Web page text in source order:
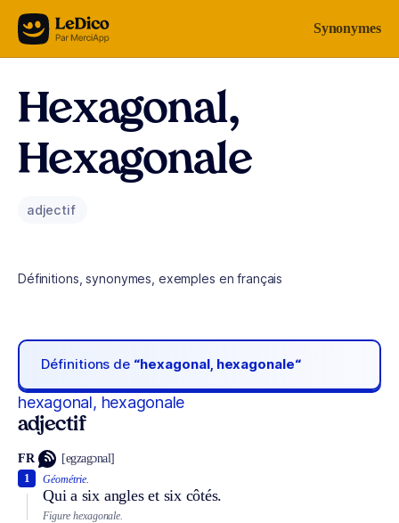
Aller au contenu Synonymes
Hexagonal,
Hexagonale
adjectif
Définitions, synonymes, exemples en français
Définitions de “hexagonal, hexagonale“
hexagonal, hexagonale
adjectif
FR [egzagɔnal]
Géométrie.
Qui a six angles et six côtés.
1
Figure hexagonale.